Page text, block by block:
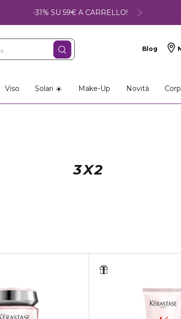
-31% SU 59€ A CARRELLO!
Blog
Viso Solari ☀️ Make-Up Novità
3X2